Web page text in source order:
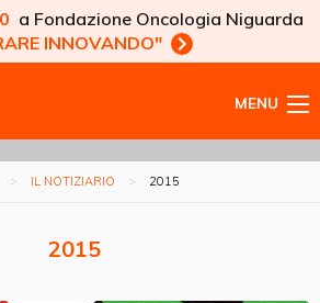
a Fondazione Oncologia Niguarda
INNOVANDO"
MENU
IL NOTIZIARIO 2015
2015